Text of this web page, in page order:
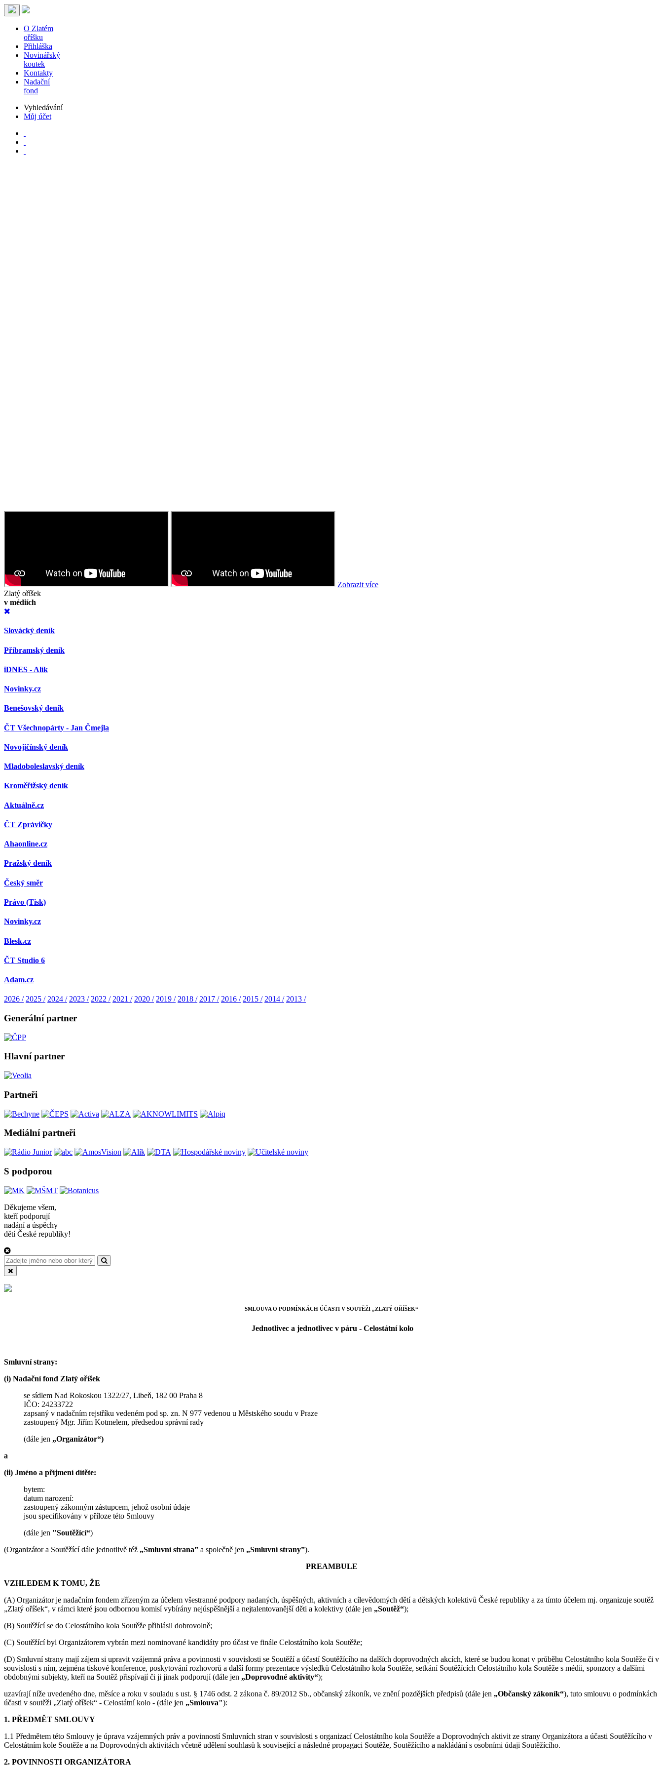
O Zlatém
oříšku
Přihláška
Novinářský
koutek
Kontakty
Nadační
fond
Vyhledávání
Můj účet
Zobrazit více
Zlatý oříšek
v médiích
Slovácký deník
Příbramský deník
iDNES - Alík
Novinky.cz
Benešovský deník
ČT Všechnopárty - Jan Čmejla
Novojičínský deník
Mladoboleslavský deník
Kroměřížský deník
Aktuálně.cz
ČT Zprávičky
Ahaonline.cz
Pražský deník
Český směr
Právo (Tisk)
Novinky.cz
Blesk.cz
ČT Studio 6
Adam.cz
2026 / 2025 / 2024 / 2023 / 2022 / 2021 / 2020 / 2019 / 2018 / 2017 / 2016 / 2015 / 2014 / 2013 /
Generální partner
Hlavní partner
Partneři
Mediální partneři
S podporou
Děkujeme všem,
kteří podporují
nadání a úspěchy
dětí České republiky!
SMLOUVA O PODMÍNKÁCH ÚČASTI V SOUTĚŽI „ZLATÝ OŘÍŠEK“
Jednotlivec a jednotlivec v páru - Celostátní kolo
Smluvní strany:
(i) Nadační fond Zlatý oříšek
se sídlem Nad Rokoskou 1322/27, Libeň, 182 00 Praha 8
IČO: 24233722
zapsaný v nadačním rejstříku vedeném pod sp. zn. N 977 vedenou u Městského soudu v Praze
zastoupený Mgr. Jiřím Kotmelem, předsedou správní rady
(dále jen „Organizátor“)
a
(ii) Jméno a příjmení dítěte:
bytem:
datum narození:
zastoupený zákonným zástupcem, jehož osobní údaje
jsou specifikovány v příloze této Smlouvy
(dále jen "Soutěžící“)
(Organizátor a Soutěžící dále jednotlivě též „Smluvní strana” a společně jen „Smluvní strany”).
PREAMBULE
VZHLEDEM K TOMU, ŽE
(A) Organizátor je nadačním fondem zřízeným za účelem všestranné podpory nadaných, úspěšných, aktivních a cílevědomých dětí a dětských kolektivů České republiky a za tímto účelem mj. organizuje soutěž
„Zlatý oříšek“, v rámci které jsou odbornou komisí vybírány nejúspěšnější a nejtalentovanější děti a kolektivy (dále jen „Soutěž“);
(B) Soutěžící se do Celostátního kola Soutěže přihlásil dobrovolně;
(C) Soutěžící byl Organizátorem vybrán mezi nominované kandidáty pro účast ve finále Celostátního kola Soutěže;
(D) Smluvní strany mají zájem si upravit vzájemná práva a povinnosti v souvislosti se Soutěží a účastí Soutěžícího na dalších doprovodných akcích, které se budou konat v průběhu Celostátního kola Soutěže či v
souvislosti s ním, zejména tiskové konference, poskytování rozhovorů a další formy prezentace výsledků Celostátního kola Soutěže, setkání Soutěžících Celostátního kola Soutěže s médii, sponzory a dalšími
obdobnými subjekty, kteří na Soutěž přispívají či ji jinak podporují (dále jen „Doprovodné aktivity“);
uzavírají níže uvedeného dne, měsíce a roku v souladu s ust. § 1746 odst. 2 zákona č. 89/2012 Sb., občanský zákoník, ve znění pozdějších předpisů (dále jen „Občanský zákoník“), tuto smlouvu o podmínkách
účasti v soutěži „Zlatý oříšek“ - Celostátní kolo - (dále jen „Smlouva"):
1. PŘEDMĚT SMLOUVY
1.1 Předmětem této Smlouvy je úprava vzájemných práv a povinností Smluvních stran v souvislosti s organizací Celostátního kola Soutěže a Doprovodných aktivit ze strany Organizátora a účasti Soutěžícího v
Celostátním kole Soutěže a na Doprovodných aktivitách včetně udělení souhlasů k související a následné propagaci Soutěže, Soutěžícího a nakládání s osobními údaji Soutěžícího.
2. POVINNOSTI ORGANIZÁTORA